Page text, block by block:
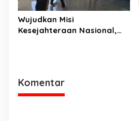
Wujudkan Misi
Kesejahteraan Nasional,
Komentar